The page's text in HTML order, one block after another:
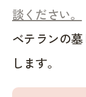
談ください。
ベテランの
します。